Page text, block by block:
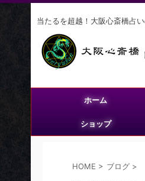
当たるを超越！大阪心斎橋占
ホーム
ショップ
HOME > ブログ >